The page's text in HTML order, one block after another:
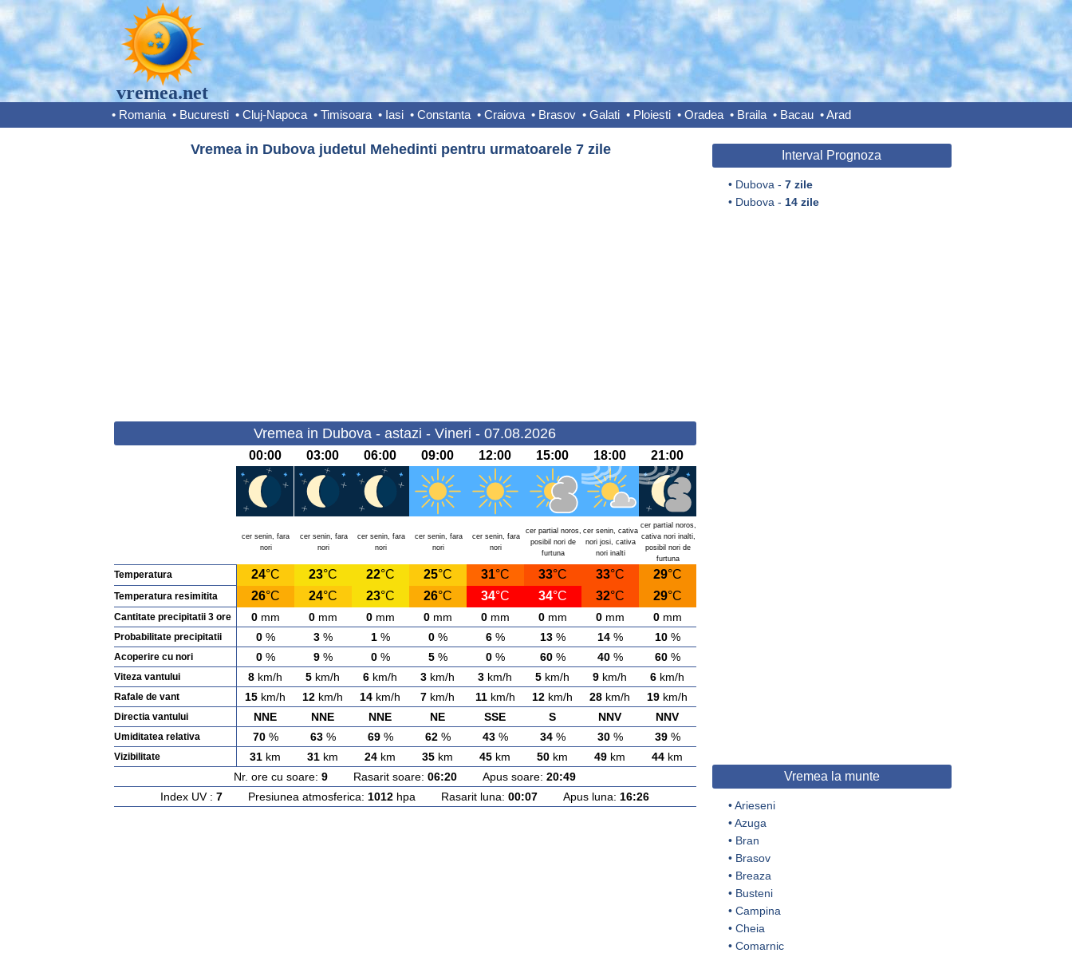
vremea.net
• Romania • Bucuresti • Cluj-Napoca • Timisoara • Iasi • Constanta • Craiova • Brasov • Galati • Ploiesti • Oradea • Braila • Bacau •Arad
Vremea in Dubova judetul Mehedinti pentru urmatoarele 7 zile
Vremea in Dubova - astazi - Vineri - 07.08.2026
00:00 03:00 06:00 09:00 12:00 15:00 18:00 21:00
cer senin, fara
nori
cer senin, fara
nori
cer senin, fara
nori
cer senin, fara
nori
cer senin, fara
nori
cer partial noros,
posibil nori de
furtuna
cer senin, cativa
nori josi, cativa
nori inalti
cer partial noros,
cativa nori inalti,
posibil nori de
furtuna
Temperatura 24°C 23°C 22°C 25°C 31°C 33°C 33°C 29°C
Temperatura resimitita 26°C 24°C 23°C 26°C 34°C 34°C 32°C 29°C
Cantitate precipitatii 3 ore 0mm 0mm 0mm 0mm 0mm 0mm 0mm 0mm
Probabilitate precipitatii 0% 3% 1% 0% 6% 13% 14% 10%
Acoperire cu nori 0% 9% 0% 5% 0% 60% 40% 60%
Viteza vantului 8 km/h 5 km/h 6 km/h 3 km/h 3 km/h 5 km/h 9 km/h 6 km/h
Rafale de vant 15 km/h 12 km/h 14 km/h 7 km/h 11km/h 12 km/h 28 km/h 19 km/h
Directia vantului NNE NNE NNE NE SSE S NNV NNV
Umiditatea relativa 70% 63% 69% 62% 43% 34% 30% 39%
Vizibilitate 31 km 31 km 24 km 35 km 45 km 50 km 49 km 44 km
Nr. ore cu soare: 9 Rasarit soare: 06:20 Apus soare: 20:49
Index UV : 7 Presiunea atmosferica: 1012 hpa Rasarit luna: 00:07 Apus luna: 16:26
Interval Prognoza
• Dubova - 7 zile
• Dubova - 14 zile
Vremea la munte
•Arieseni
•Azuga
• Bran
• Brasov
• Breaza
• Busteni
• Campina
• Cheia
• Comarnic